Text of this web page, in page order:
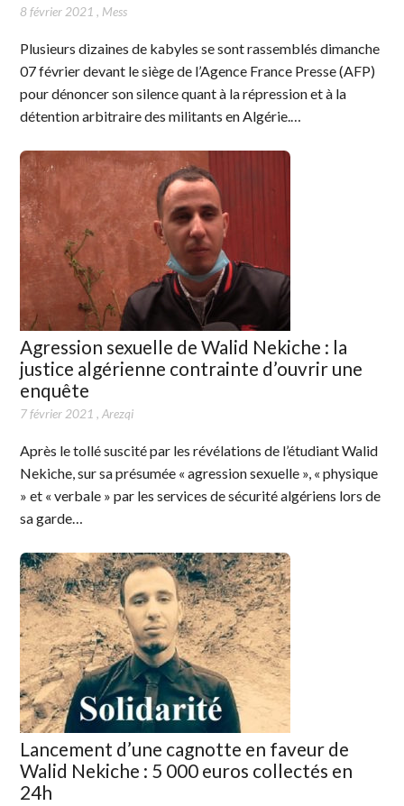
8 février 2021 , Mess
Plusieurs dizaines de kabyles se sont rassemblés dimanche
07 février devant le siège de l’Agence France Presse (AFP)
pour dénoncer son silence quant à la répression et à la
détention arbitraire des militants en Algérie.…
Agression sexuelle de Walid Nekiche : la
justice algérienne contrainte d’ouvrir une
enquête
7 février 2021 ,Arezqi
Après le tollé suscité par les révélations de l’étudiant Walid
Nekiche, sur sa présumée « agression sexuelle », « physique
» et « verbale » par les services de sécurité algériens lors de
sa garde…
Lancement d’une cagnotte en faveur de
Walid Nekiche : 5 000 euros collectés en
24h